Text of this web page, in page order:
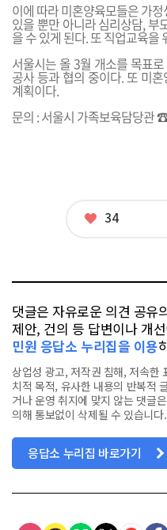
이에 따라 미혼양육모들은 가
있을 뿐만 아니라 심리상담, 부
을 수 있게 된다. 또 직업교육을
서울시는 올 3월 개소를 목표
공사 등과 협의 중이다. 또 미
계획이다.
문의 : 서울시 가족보육담당관
좋
34
댓글은 자유로운 의견 공유
제안, 건의 등 답변이나 개
민원 응답소 누리집을 이용
상업성 광고, 저작권 침해, 저속한
치적 목적, 유사한 내용의 반복적
거나 운영 취지에 맞지 않는 댓글
의해 통보없이 삭제될 수 있습니다.
응답소 누리집 바로가기